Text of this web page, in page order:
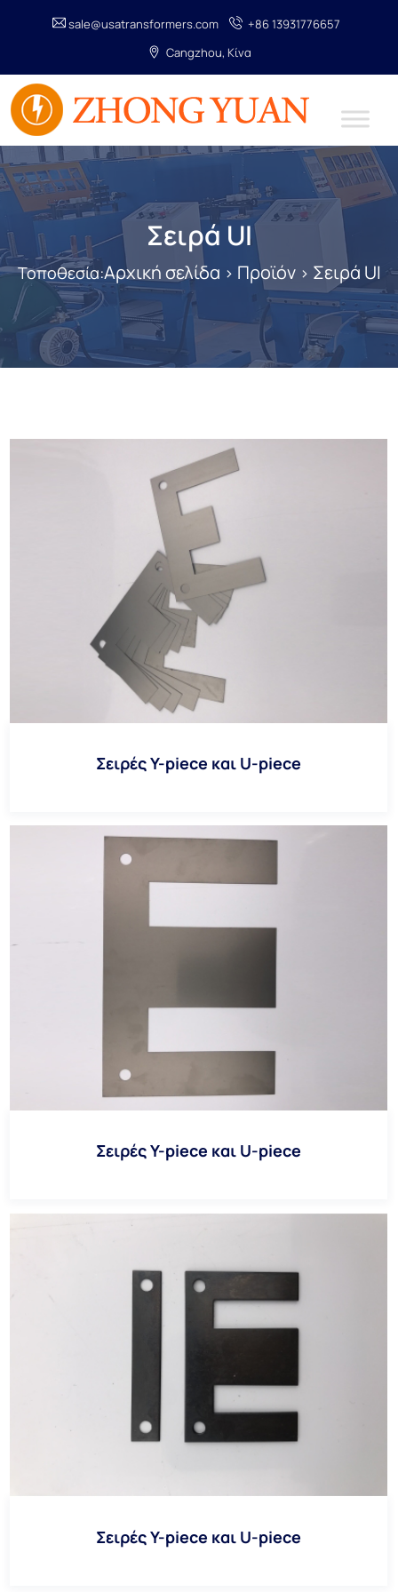
sale@usatransformers.com
+86 13931776657
Cangzhou, Κίνα
Σειρά UI
Τοποθεσία:Αρχική σελίδα > Προϊόν> Σειρά UI
Σειρές Y-piece και U-piece
Σειρές Y-piece και U-piece
Σειρές Y-piece και U-piece